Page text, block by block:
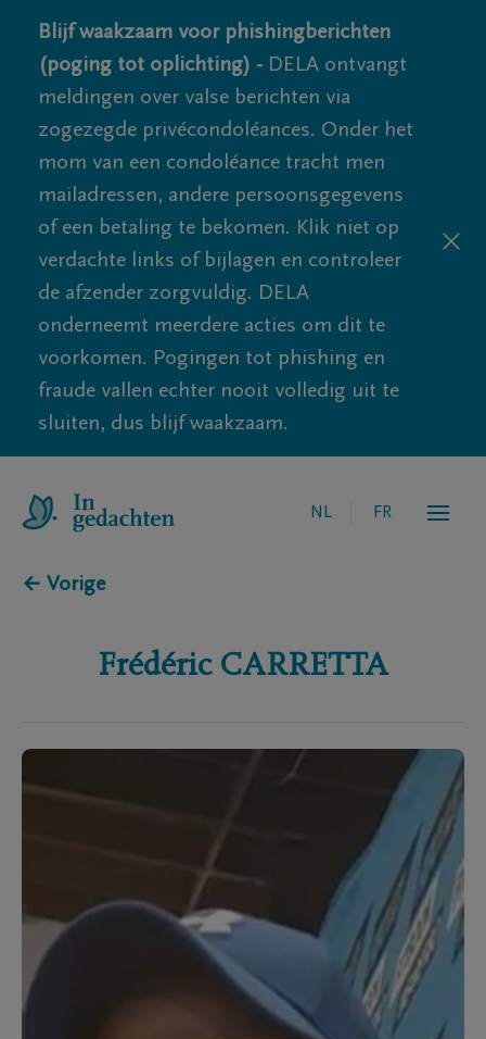
Blijf waakzaam voor phishingberichten
(poging tot oplichting) - DELA ontvangt
meldingen over valse berichten via
zogezegde privécondoléances. Onder het
mom van een condoléance tracht men
mailadressen, andere persoonsgegevens
of een betaling te bekomen. Klik niet op
verdachte links of bijlagen en controleer
de afzender zorgvuldig. DELA
onderneemt meerdere acties om dit te
voorkomen. Pogingen tot phishing en
fraude vallen echter nooit volledig uit te
sluiten, dus blijf waakzaam.
NL FR
← Vorige
Frédéric CARRETTA